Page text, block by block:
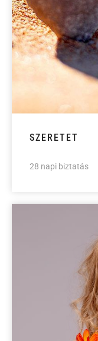
SZERETET
28 napi biztatás